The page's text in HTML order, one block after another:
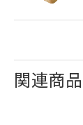
関連商品